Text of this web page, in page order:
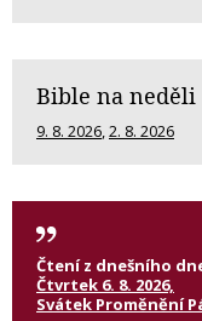
Bible na neděli
9. 8. 2026,2. 8. 2026
Čtení z dnešního
Čtvrtek 6. 8. 2026,
Svátek Proměnění